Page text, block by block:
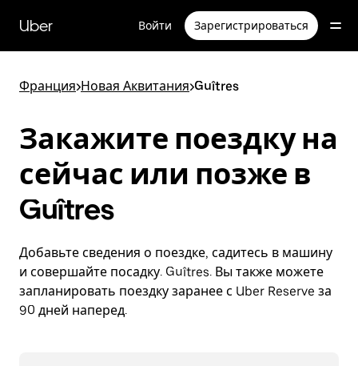
перейти
к
Uber Войти Зарегистрироваться
Франция>Новая Аквитания>Guîtres
Закажите поездку на
сейчас или позже в
Guîtres
Добавьте сведения о поездке, садитесь в машину
и совершайте посадку. Guîtres. Вы также можете
запланировать поездку заранее с Uber Reserve за
90 дней наперед.